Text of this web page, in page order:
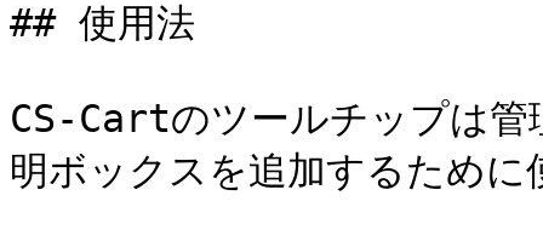
## 使用法
CS-Cartのツールチップは管
明ボックスを追加するために